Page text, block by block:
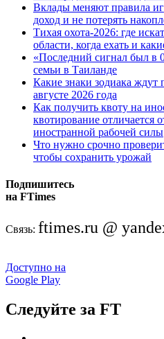
Вклады меняют правила
доход и не потерять
Тихая охота-2026: где
области, когда ехать и
«Последний сигнал был в
семьи в Таиланде
Какие знаки зодиака
августе 2026 года
Как получить квоту на
квотирование отличается
иностранной рабочей силы
Что нужно срочно
чтобы сохранить урожай
Подпишитесь
на FTimes
Связь: ftimes.ru @
Доступно на
Google Play
Следуйте за FT